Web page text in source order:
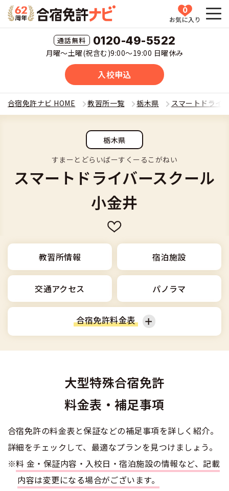
0
お気に入り
0120-49-5522
月曜〜土曜(祝含む)9:00〜19:00 日曜休み
入校申込
HOME
教習所一覧
運転免許の種類(車種)を選ぶ
普通二輪
中型車
大型車
けん引
普通二種
大型二種
教習所検索
運転免許の種類(車種)
格安シーズン料金
出発地別おすすめ校
こだわり、テーマから探す
360度パノラマ教習所
教育訓練給付金制度
受験資格特例教習
お気に入りの教習所
合宿免許とは
合宿免許とは
安心・お得・早い・充実の合宿免許
合宿免許選びのアドバイス
合宿免許の入校までの流れ
合宿免許での免許取得の流れ
合宿免許一日の過ごし方
合宿に関わる料金について
合宿費用のお支払いについて
合宿免許に必要な持ち物
合宿免許 体験談・口コミ
合宿免許 よくある質問
合宿免許に役立つ情報
合宿免許に役立つ情報
合宿免許で最短合格するには
高校生は運転免許を取れる？
免許取消・失効による再取得
冬・雪国の合宿免許は大丈夫？
みんなが選んだ合宿免許の条件
全国の運転免許試験場(免許センター)
本免学科試験問題に挑戦
合宿免許ナビについて
会社概要
会社沿革・歴史
個人情報の取扱い
特定商取引法に基づく表示
運転者適性診断
0120-49-5522
入校申込
合宿免許ナビ HOME 教習所一覧 栃木県 スマートドライ
栃木県
すまーとどらいばーすくーるこがねい
スマートドライバースクール
小金井
教習所情報 宿泊施設
交通アクセス パノラマ
合宿免許料金表
普通車 準中型車
中型車 大型車
大型特殊合宿免許
料金表・補足事項
合宿免許の料金表と保証などの補足事項を詳しく紹介。
詳細をチェックして、最適なプランを見つけましょう。
※料金・保証内容・入校日・宿泊施設の情報など、記載
内容は変更になる場合がございます。